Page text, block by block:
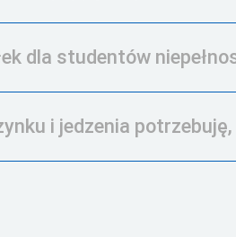
dla studentów
i jedzenia